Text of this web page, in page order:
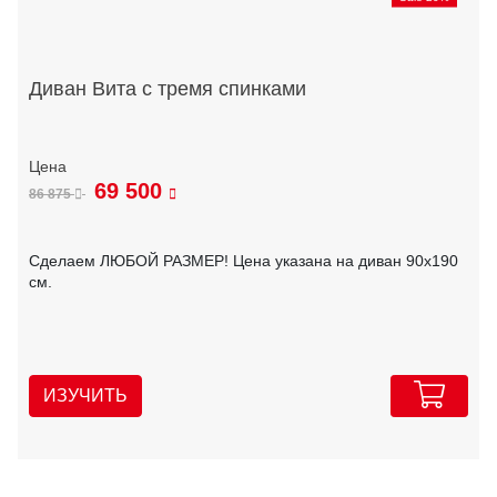
Диван Вита с тремя спинками
86 875 69 500
Сделаем ЛЮБОЙ РАЗМЕР! Цена указана на диван 90х190
см.
ИЗУЧИТЬ